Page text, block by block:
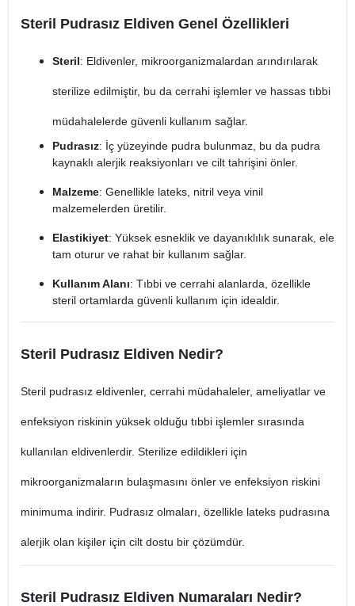
Steril Pudrasız Eldiven Genel Özellikleri
Steril: Eldivenler, mikroorganizmalardan arındırılarak
sterilize edilmiştir, bu da cerrahi işlemler ve hassas tıbbi
müdahalelerde güvenli kullanım sağlar.
Pudrasız: İç yüzeyinde pudra bulunmaz, bu da pudra
kaynaklı alerjik reaksiyonları ve cilt tahrişini önler.
Malzeme: Genellikle lateks, nitril veya vinil
malzemelerden üretilir.
Elastikiyet: Yüksek esneklik ve dayanıklılık sunarak, ele
tam oturur ve rahat bir kullanım sağlar.
Kullanım Alanı: Tıbbi ve cerrahi alanlarda, özellikle
steril ortamlarda güvenli kullanım için idealdir.
Steril Pudrasız Eldiven Nedir?
Steril pudrasız eldivenler, cerrahi müdahaleler, ameliyatlar ve
enfeksiyon riskinin yüksek olduğu tıbbi işlemler sırasında
kullanılan eldivenlerdir. Sterilize edildikleri için
mikroorganizmaların bulaşmasını önler ve enfeksiyon riskini
minimuma indirir. Pudrasız olmaları, özellikle lateks pudrasına
alerjik olan kişiler için cilt dostu bir çözümdür.
Steril Pudrasız Eldiven Numaraları Nedir?